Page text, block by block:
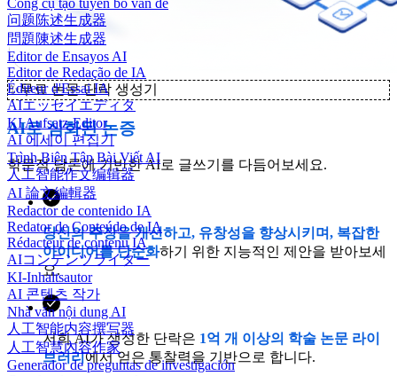
Công cụ tạo tuyên bố vấn đề
问题陈述生成器
問題陳述生成器
Editor de Ensayos AI
Editor de Redação de IA
Éditeur d'Essai IA
AIエッセイエディタ
KI Aufsatz-Editor
AI 에세이 편집기
Trình Biên Tập Bài Viết AI
人工智能作文编辑器
AI 論文編輯器
Redactor de contenido IA
Redator de Conteúdo de IA
Rédacteur de contenu IA
AIコンテンツライター
KI-Inhaltsautor
AI 콘텐츠 작가
Nhà văn nội dung AI
人工智能内容撰写器
人工智慧內容作家
Generador de preguntas de investigación
✨무료 논문 단락 생성기
AI로 심화된 논증
학문적 담론에 기반한 AI로 글쓰기를 다듬어보세요.
당신의 주장을 개선하고, 유창성을 향상시키며, 복잡한
아이디어를 단순화하기 위한 지능적인 제안을 받아보세
요.
저희 AI가 생성한 단락은 1억 개 이상의 학술 논문 라이
브러리에서 얻은 통찰력을 기반으로 합니다.